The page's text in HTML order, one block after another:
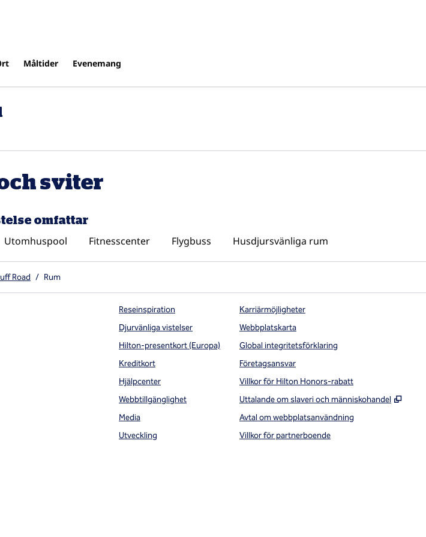
Måltider Evenemang
sviter
omfattar
Utomhuspool Fitnesscenter Flygbuss Husdjursvänliga rum
Road / Rum
Reseinspiration
Djurvänliga vistelser
Hilton-presentkort (Europa)
Kreditkort
Hjälpcenter
Webbtillgänglighet
Media
Utveckling
Karriärmöjligheter
Webbplatskarta
Global integritetsförklaring
Företagsansvar
Villkor för Hilton Honors-rabatt
Uttalande om slaveri och människohandel
,
Avtal om webbplatsanvändning
Villkor för partnerboende